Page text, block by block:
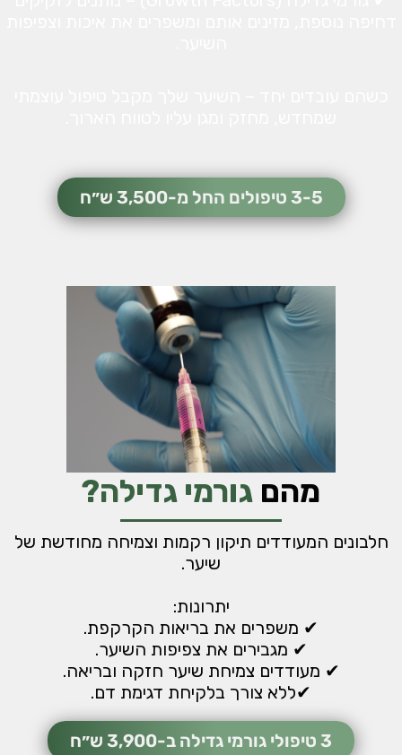
3-5 טיפולים החל מ-3,500 ש״ח
מהם גורמי גדילה?
חלבונים המעודדים תיקון רקמות וצמיחה מחודשת של
שיער.
יתרונות:
✔ משפרים את בריאות הקרקפת.
✔ מגבירים את צפיפות השיער.
✔ מעודדים צמיחת שיער חזקה ובריאה.
✔ללא צורך בלקיחת דגימת דם.
3 טיפולי גורמי גדילה ב-3,900 ש״ח